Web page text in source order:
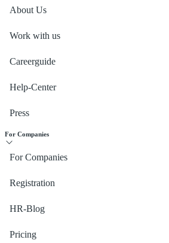
About Us
Work with us
Careerguide
Help-Center
Press
For Companies
For Companies
Registration
HR-Blog
Pricing